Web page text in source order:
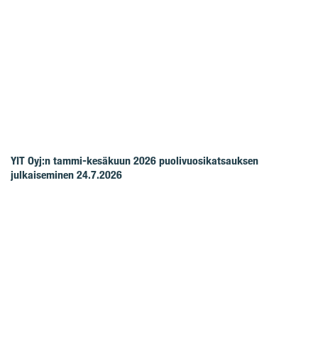
YIT Oyj:n tammi-kesäkuun 2026 puolivuosikatsauksen
julkaiseminen 24.7.2026